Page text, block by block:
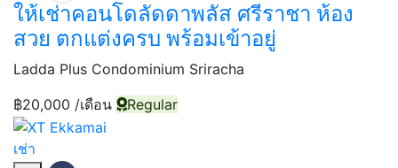
ให้เช่าคอนโดลัดดาพลัส ศรีราชา ห้อง
สวย ตกแต่งครบ พร้อมเข้าอยู่
Ladda Plus Condominium Sriracha
฿20,000 /เดือน Regular
เช่า